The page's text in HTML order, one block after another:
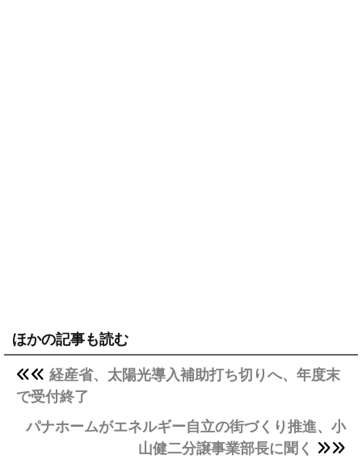
ほかの記事も読む
経産省、太陽光導入補助打ち切りへ、年度末
で受付終了
パナホームがエネルギー自立の街づくり推進、小
山健二分譲事業部長に聞く